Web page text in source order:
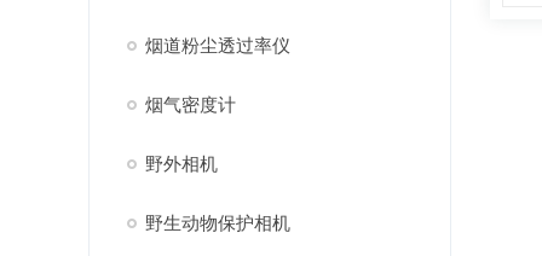
烟道粉尘透过率仪
烟气密度计
野外相机
野生动物保护相机